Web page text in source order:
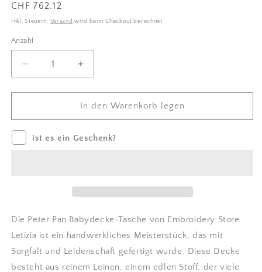
Listenpreis
CHF 762.12
Inkl. Steuern. Versand wird beim Checkout berechnet
Anzahl
Anzahl
Menge
um
Handgestickte
Tasche
|
Peter
Letizia
verringern
Betrag
für
Handgestickte
Babydecke
Tasche
Peter
Letizia
erhöhen
In den Warenkorb legen
ist es ein Geschenk?
Die Peter Pan Babydecke-Tasche von Embroidery Store
Letizia ist ein handwerkliches Meisterstück, das mit
Sorgfalt und Leidenschaft gefertigt wurde. Diese Decke
besteht aus reinem Leinen, einem edlen Stoff, der viele